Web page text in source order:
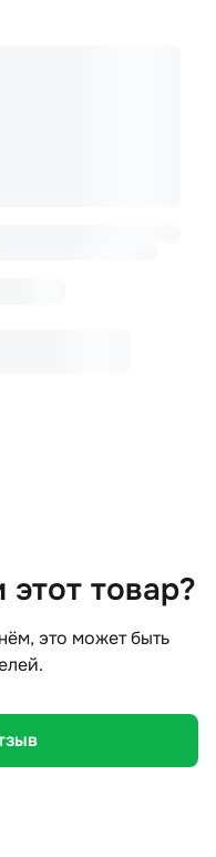
товар?
это может быть